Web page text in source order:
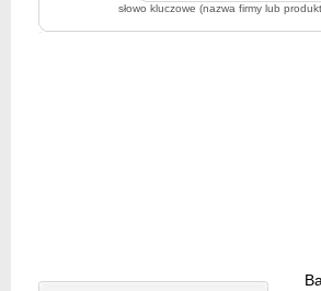
słowo kluczowe (nazwa firmy lub